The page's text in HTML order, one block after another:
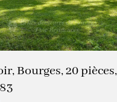
Bourges, 20